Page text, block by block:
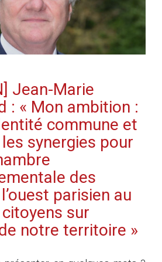
Jean-Marie
: « Mon ambition :
commune et
synergies pour
des
parisien au
sur
notre territoire »